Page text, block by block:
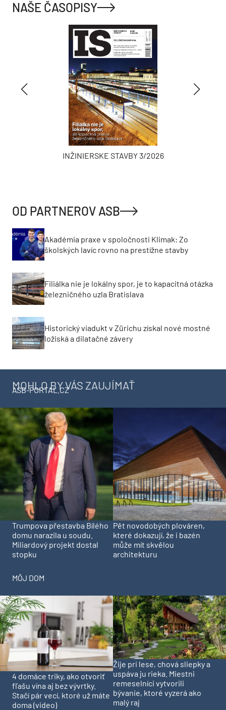
NAŠE ČASOPISY
INŽINIERSKE STAVBY 3/2026
OD PARTNEROV ASB
Akadémia praxe v spoločnosti Klimak: Zo
školských lavíc rovno na prestížne stavby
Filiálka nie je lokálny spor, je to kapacitná otázka
železničného uzla Bratislava
Historický viadukt v Zürichu získal nové mostné
ložiská a dilatačné závery
MOHLO BY VÁS ZAUJÍMAŤ
ASB-PORTAL.CZ
Trumpova přestavba Bílého
domu narazila u soudu.
Miliardový projekt dostal
stopku
Pět novodobých plováren,
které dokazují, že i bazén
může mít skvělou
architekturu
MÔJ DOM
4 domáce triky, ako otvoriť
fľašu vína aj bez vývrtky.
Stačí pár vecí, ktoré už máte
doma (video)
Žije pri lese, chová sliepky a
uspáva ju rieka. Miestni
remeselníci vytvorili
bývanie, ktoré vyzerá ako
malý raj